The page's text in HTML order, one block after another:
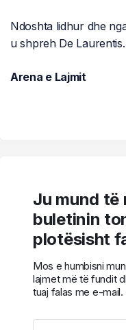
Ndoshta lidhur dhe
u shpreh De Laurentis.
Arena e Lajmit
Ju mund të
buletinin
plotësisht
Mos e humbisni
lajmet më të fundit
tuaj falas me e-mail.